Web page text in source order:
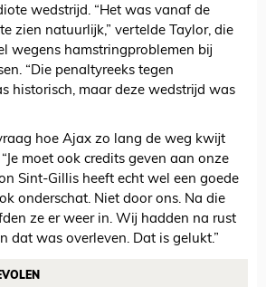
wedstrijd. “Het was vanaf de
zien natuurlijk,” vertelde Taylor, die
wegens hamstringproblemen bij
“Die penaltyreeks tegen
historisch, maar deze wedstrijd was
hoe Ajax zo lang de weg kwijt
moet ook credits geven aan onze
Sint-Gillis heeft echt wel een goede
onderschat. Niet door ons. Na die
ze er weer in. Wij hadden na rust
dat was overleven. Dat is gelukt.”